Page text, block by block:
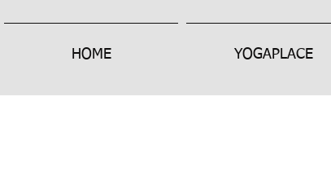
HOME YOGAPLACE